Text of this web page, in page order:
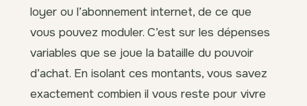
loyer ou l’abonnement internet, de ce que
vous pouvez moduler. C’est sur les dépenses
variables que se joue la bataille du pouvoir
d’achat. En isolant ces montants, vous savez
exactement combien il vous reste pour vivre